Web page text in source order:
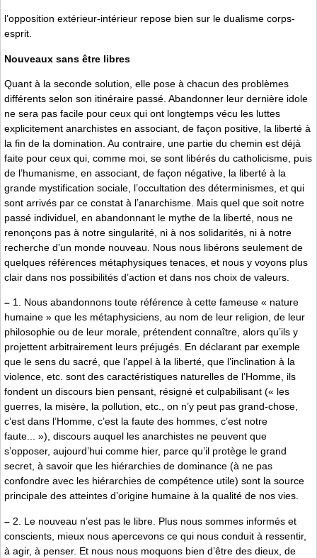
l’opposition extérieur-intérieur repose bien sur le dualisme corps-
esprit.
Nouveaux sans être libres
Quant à la seconde solution, elle pose à chacun des problèmes
différents selon son itinéraire passé. Abandonner leur dernière idole
ne sera pas facile pour ceux qui ont longtemps vécu les luttes
explicitement anarchistes en associant, de façon positive, la liberté à
la fin de la domination. Au contraire, une partie du chemin est déjà
faite pour ceux qui, comme moi, se sont libérés du catholicisme, puis
de l’humanisme, en associant, de façon négative, la liberté à la
grande mystification sociale, l’occultation des déterminismes, et qui
sont arrivés par ce constat à l’anarchisme. Mais quel que soit notre
passé individuel, en abandonnant le mythe de la liberté, nous ne
renonçons pas à notre singularité, ni à nos solidarités, ni à notre
recherche d’un monde nouveau. Nous nous libérons seulement de
quelques références métaphysiques tenaces, et nous y voyons plus
clair dans nos possibilités d’action et dans nos choix de valeurs.
– 1. Nous abandonnons toute référence à cette fameuse « nature
humaine » que les métaphysiciens, au nom de leur religion, de leur
philosophie ou de leur morale, prétendent connaître, alors qu’ils y
projettent arbitrairement leurs préjugés. En déclarant par exemple
que le sens du sacré, que l’appel à la liberté, que l’inclination à la
violence, etc. sont des caractéristiques naturelles de l’Homme, ils
fondent un discours bien pensant, résigné et culpabilisant (« les
guerres, la misère, la pollution, etc., on n’y peut pas grand-chose,
c’est dans l’Homme, c’est la faute des hommes, c’est notre
faute... »), discours auquel les anarchistes ne peuvent que
s’opposer, aujourd’hui comme hier, parce qu’il protège le grand
secret, à savoir que les hiérarchies de dominance (à ne pas
confondre avec les hiérarchies de compétence utile) sont la source
principale des atteintes d’origine humaine à la qualité de nos vies.
– 2. Le nouveau n’est pas le libre. Plus nous sommes informés et
conscients, mieux nous apercevons ce qui nous conduit à ressentir,
à agir, à penser. Et nous nous moquons bien d’être des dieux, de